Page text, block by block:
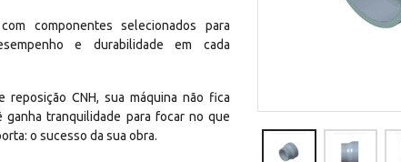
com componentes selecionados para
e durabilidade em cada
reposição CNH, sua máquina não fica
ganha tranquilidade para focar no que
o sucesso da sua obra.